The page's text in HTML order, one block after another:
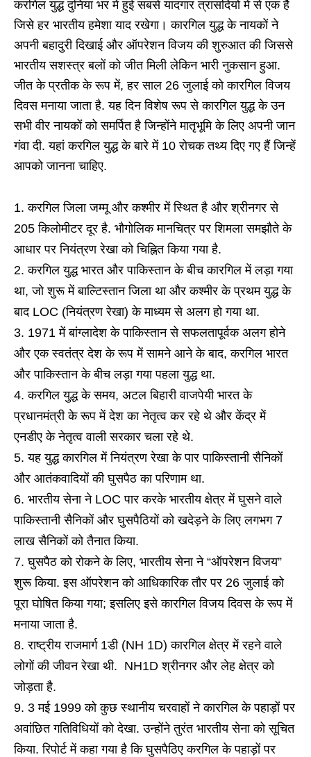
करगिल युद्ध दुनिया भर में हुई सबसे यादगार त्रासदियों में से एक है
जिसे हर भारतीय हमेशा याद रखेगा। कारगिल युद्ध के नायकों ने
अपनी बहादुरी दिखाई और ऑपरेशन विजय की शुरुआत की जिससे
भारतीय सशस्त्र बलों को जीत मिली लेकिन भारी नुकसान हुआ.
जीत के प्रतीक के रूप में, हर साल 26 जुलाई को कारगिल विजय
दिवस मनाया जाता है. यह दिन विशेष रूप से कारगिल युद्ध के उन
सभी वीर नायकों को समर्पित है जिन्होंने मातृभूमि के लिए अपनी जान
गंवा दी. यहां करगिल युद्ध के बारे में 10 रोचक तथ्य दिए गए हैं जिन्हें
आपको जानना चाहिए.
करगिल जिला जम्मू और कश्मीर में स्थित है और श्रीनगर से
205 किलोमीटर दूर है. भौगोलिक मानचित्र पर शिमला समझौते के
आधार पर नियंत्रण रेखा को चिह्नित किया गया है.
करगिल युद्ध भारत और पाकिस्तान के बीच कारगिल में लड़ा गया
था, जो शुरू में बाल्टिस्तान जिला था और कश्मीर के प्रथम युद्ध के
बाद LOC (नियंत्रण रेखा) के माध्यम से अलग हो गया था.
1971 में बांग्लादेश के पाकिस्तान से सफलतापूर्वक अलग होने
और एक स्वतंत्र देश के रूप में सामने आने के बाद, करगिल भारत
और पाकिस्तान के बीच लड़ा गया पहला युद्ध था.
करगिल युद्ध के समय, अटल बिहारी वाजपेयी भारत के
प्रधानमंत्री के रूप में देश का नेतृत्व कर रहे थे और केंद्र में
एनडीए के नेतृत्व वाली सरकार चला रहे थे.
यह युद्ध कारगिल में नियंत्रण रेखा के पार पाकिस्तानी सैनिकों
और आतंकवादियों की घुसपैठ का परिणाम था.
भारतीय सेना ने LOC पार करके भारतीय क्षेत्र में घुसने वाले
पाकिस्तानी सैनिकों और घुसपैठियों को खदेड़ने के लिए लगभग 7
लाख सैनिकों को तैनात किया.
घुसपैठ को रोकने के लिए, भारतीय सेना ने “ऑपरेशन विजय”
शुरू किया. इस ऑपरेशन को आधिकारिक तौर पर 26 जुलाई को
पूरा घोषित किया गया; इसलिए इसे कारगिल विजय दिवस के रूप में
मनाया जाता है.
राष्ट्रीय राजमार्ग 1डी (NH 1D) कारगिल क्षेत्र में रहने वाले
लोगों की जीवन रेखा थी. NH1D श्रीनगर और लेह क्षेत्र को
जोड़ता है.
3 मई 1999 को कुछ स्थानीय चरवाहों ने कारगिल के पहाड़ों पर
अवांछित गतिविधियों को देखा. उन्होंने तुरंत भारतीय सेना को सूचित
किया. रिपोर्ट में कहा गया है कि घुसपैठिए करगिल के पहाड़ों पर